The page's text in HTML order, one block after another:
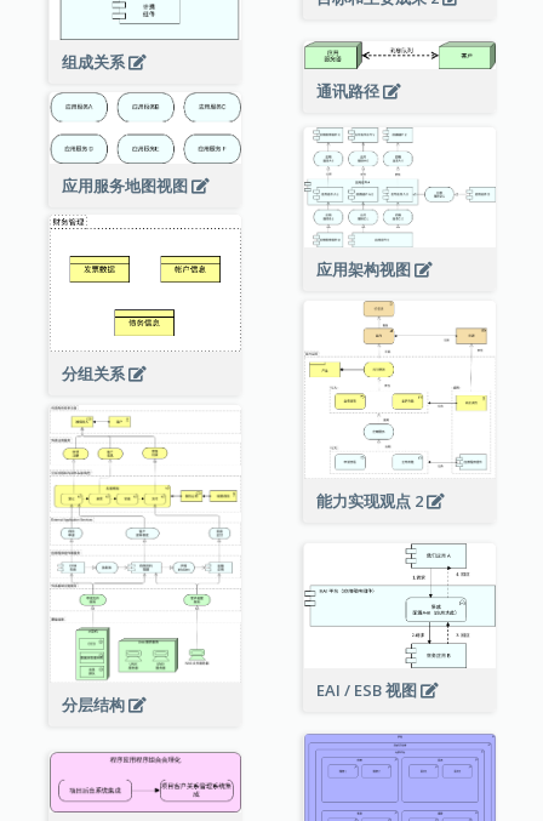
组成关系
通讯路径
应用服务地图视图
应用架构视图
分组关系
能力实现观点 2
分层结构
EAI / ESB 视图